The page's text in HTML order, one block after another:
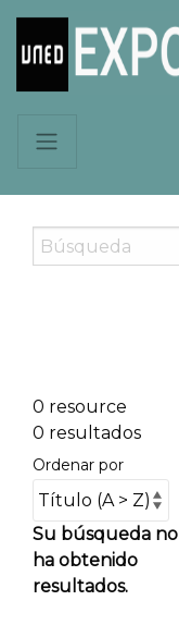
0 resource
0 resultados
Ordenar por
Su búsqueda no
ha obtenido
resultados.